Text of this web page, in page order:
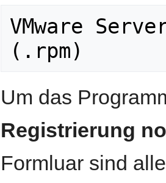
VMware
(.rpm)
Um das
Registrierung
Formluar sind